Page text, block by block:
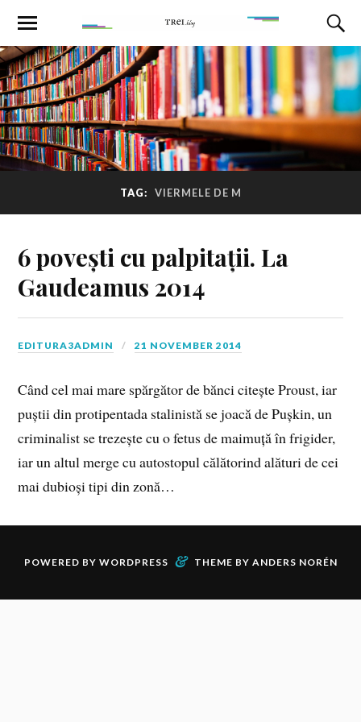
TAG: VIERMELE DE M
6 povești cu palpitații. La
Gaudeamus 2014
EDITURA3ADMIN 21 NOVEMBER 2014
Când cel mai mare spărgător de bănci citește Proust, iar
puștii din protipentada stalinistă se joacă de Pușkin, un
criminalist se trezește cu o fetus de maimuță în frigider,
iar un altul merge cu autostopul călătorind alături de cei
mai dubioși tipi din zonă…
POWERED BY WORDPRESS & THEME BY ANDERS NORÉN